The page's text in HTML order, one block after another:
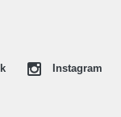
Instagram